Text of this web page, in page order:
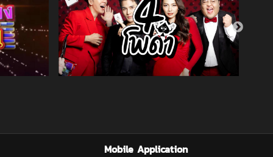
Mobile Application